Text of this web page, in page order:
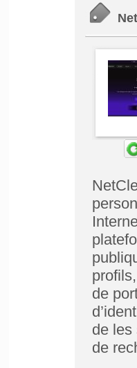
de
de les
de